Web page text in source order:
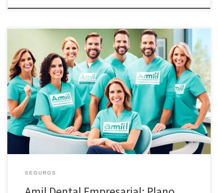
Contrate o Amil Dental Empresarial e ofereça cobertura
odontológica completa aos seus colaboradores. Planos flexíveis
com ampla rede credenciada e atendimento de qualidade.
SEGUROS